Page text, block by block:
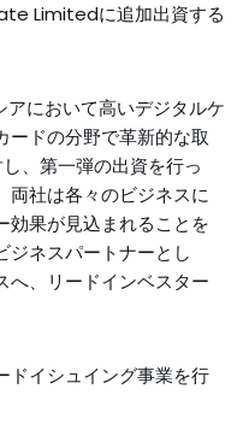
Limitedに追加出資する
において高いデジタルケ
ードの分野で革新的な取
、第一弾の出資を行っ
両社は各々のビジネスに
効果が見込まれることを
ジネスパートナーとし
へ、リードインベスター
ドイシュイング事業を行